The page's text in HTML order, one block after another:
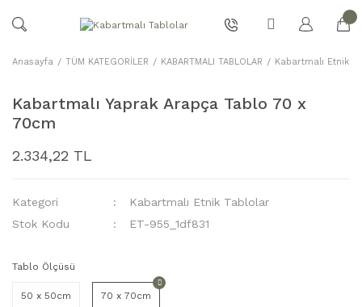
Anasayfa TÜM KATEGORİLER KABARTMALI TABLOLAR Kabartmalı Etnik
Kabartmalı Yaprak Arapça Tablo 70 x
70cm
2.334,22 TL
Kategori
Kabartmalı Etnik Tablolar
Stok Kodu
ET-955_1df831
Tablo Ölçüsü
50 x 50cm 70 x 70cm